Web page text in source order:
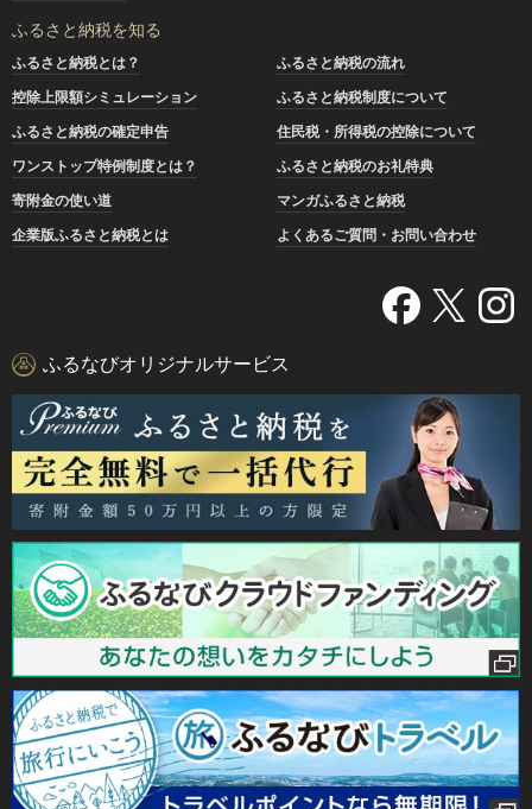
ふるさと納税を知る
ふるさと納税とは？
ふるさと納税の流れ
控除上限額シミュレーション
ふるさと納税制度について
ふるさと納税の確定申告
住民税・所得税の控除について
ワンストップ特例制度とは？
ふるさと納税のお礼特典
寄附金の使い道
マンガふるさと納税
企業版ふるさと納税とは
よくあるご質問・お問い合わせ
ふるなびオリジナルサービス